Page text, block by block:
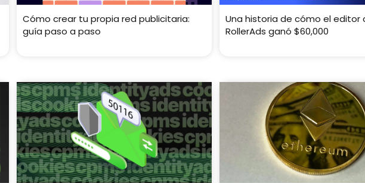
Cómo crear tu propia red publicitaria:
guía paso a paso
Una historia de cómo el editor
RollerAds ganó $60,000